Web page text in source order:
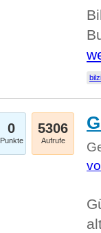
0
Punkte
5306
Aufrufe